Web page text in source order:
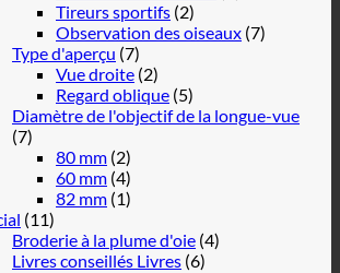
Tireurs sportifs (2)
Observation des oiseaux (7)
Type d'aperçu (7)
Vue droite (2)
Regard oblique (5)
Diamètre de l'objectif de la longue-vue
(7)
80 mm (2)
60 mm (4)
82 mm (1)
(11)
Broderie à la plume d'oie (4)
Livres conseillés Livres (6)